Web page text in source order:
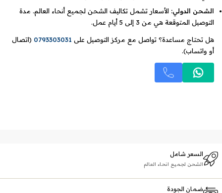
الشحن الدولي: الأسعار تشمل تكاليف الشحن لجميع أنحاء العالم. مدة
التوصيل المتوقعة هي من 3 إلى 5 أيام عمل.
هل تحتاج مساعدة؟ تواصل مع مركز التوصيل على 0793303031 (اتصال
أو واتساب).
السعر شامل
الشحن لجميع انحاء العالم
ضمان الجودة